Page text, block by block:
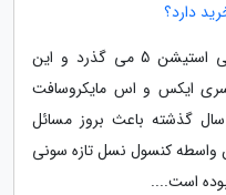
کمی بیش تر از یک سال از عرضه پلی استیشن 5 می گذرد و این
ایکس و اس مایکروسافت
سال گذشته باعث بروز مسائل
واسطه کنسول نسل تازه سونی
است....